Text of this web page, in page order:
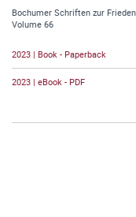
Bochumer Schriften zur
Volume 66
2023 | Book - Paperback
2023 | eBook - PDF